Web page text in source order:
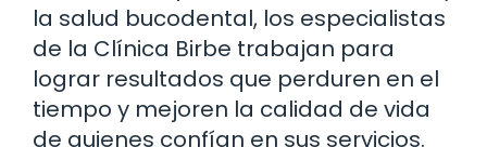
la salud bucodental, los especialistas
de la Clínica Birbe trabajan para
lograr resultados que perduren en el
tiempo y mejoren la calidad de vida
de quienes confían en sus servicios.